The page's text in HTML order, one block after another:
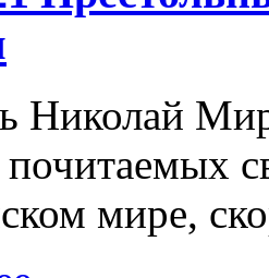
Николай
мире,